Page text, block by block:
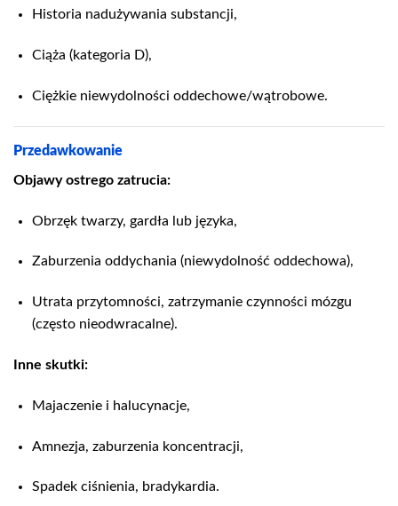
Historia nadużywania substancji,
Ciąża (kategoria D),
Ciężkie niewydolności oddechowe/wątrobowe.
Przedawkowanie
Objawy ostrego zatrucia:
Obrzęk twarzy, gardła lub języka,
Zaburzenia oddychania (niewydolność oddechowa),
Utrata przytomności, zatrzymanie czynności mózgu
(często nieodwracalne).
Inne skutki:
Majaczenie i halucynacje,
Amnezja, zaburzenia koncentracji,
Spadek ciśnienia, bradykardia.